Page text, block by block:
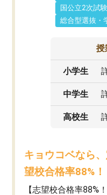
国公立2次試
総合型選抜・
授
小学生
中学生
高校生
キョウコベなら
望校合格率88%！
【志望校合格率88%！